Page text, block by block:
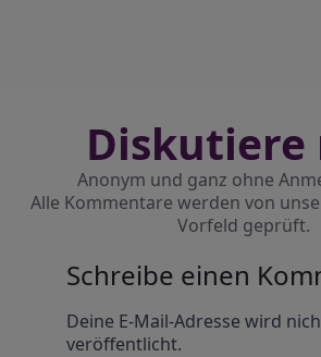
Diskutiere
Anonym und ganz ohne
Alle Kommentare werden von
Vorfeld geprüft.
Schreibe einen
Deine E-Mail-Adresse wird
veröffentlicht.